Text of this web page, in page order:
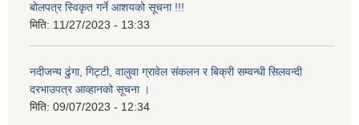
बोलपत्र स्विकृत गर्ने आशयको सूचना !!!
मिति: 11/27/2023 - 13:33
नदीजन्य ढुंगा, गिट्टी, वालुवा ग्रावेल संकलन र बिक्री सम्वन्धी सिलवन्दी
दरभाउपत्र आव्हानको सूचना ।
मिति: 09/07/2023 - 12:34